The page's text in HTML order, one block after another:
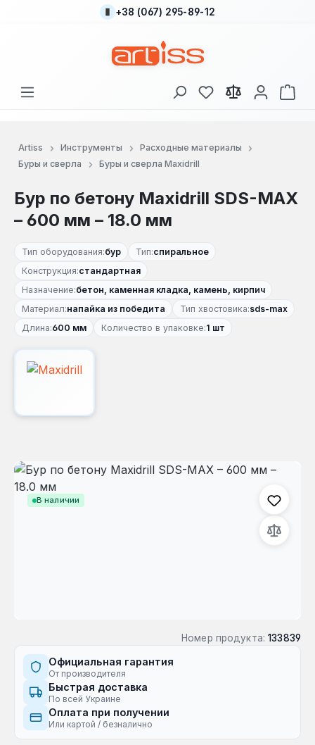
Перейти к основному содержанию
+38 (067) 295-89-12
У вас есть товары
В
Artiss Инструменты
Расходные материалы
Буры и сверла
Буры и сверла Maxidrill
Бур по бетону Maxidrill SDS-MAX
– 600 мм – 18.0 мм
Тип оборудования:бур Тип:спиральное
Конструкция:стандартная
Назначение:бетон, каменная кладка, камень, кирпич
Материал:напайка из победита Тип хвостовика:sds-max
Длина:600 мм Количество в упаковке:1 шт
В наличии
Пропустить галерею изображений
Номер продукта: 133839
Официальная гарантия
От производителя
Быстрая доставка
По всей Украине
Оплата при получении
Или картой / безналично